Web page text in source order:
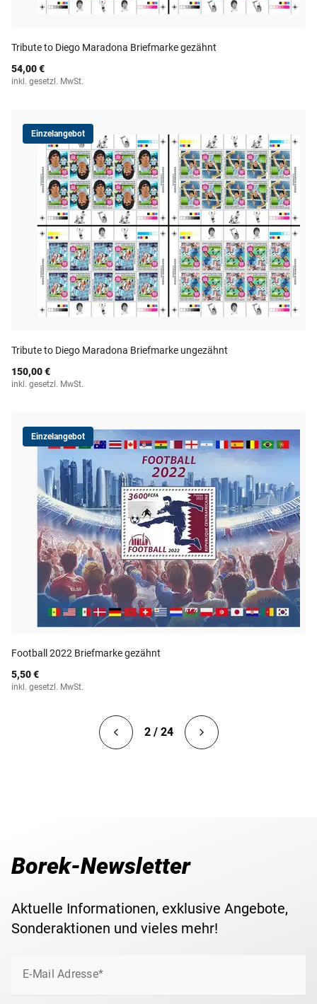
Tribute to Diego Maradona Briefmarke gezähnt
54,00 €
inkl. gesetzl. MwSt.
Einzelangebot
Tribute to Diego Maradona Briefmarke ungezähnt
150,00 €
inkl. gesetzl. MwSt.
Einzelangebot
Football 2022 Briefmarke gezähnt
5,50 €
inkl. gesetzl. MwSt.
2 / 24
Borek-Newsletter
Aktuelle Informationen, exklusive Angebote,
Sonderaktionen und vieles mehr!
E-Mail Adresse*